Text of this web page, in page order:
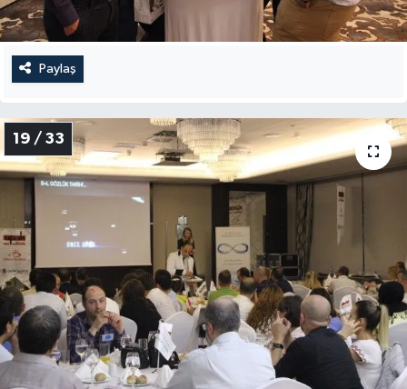
Paylaş
19 / 33